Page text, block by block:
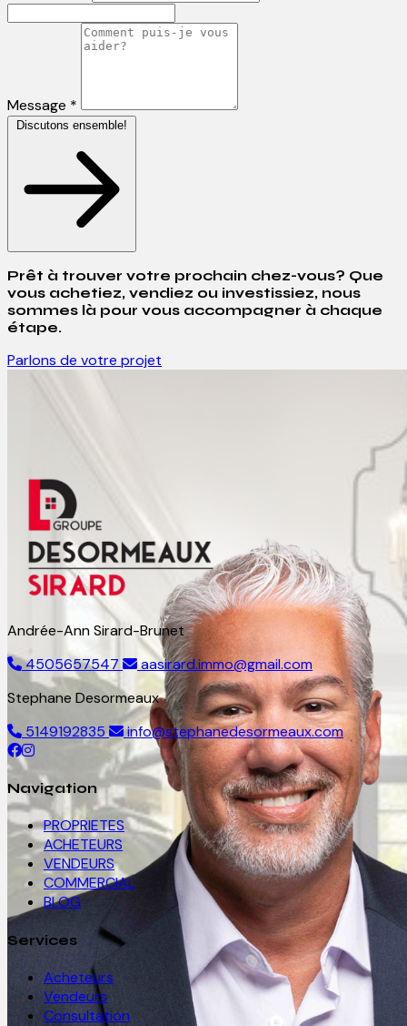
Message *
Discutons ensemble!
Prêt à trouver votre prochain chez-vous? Que
vous achetiez, vendiez ou investissiez, nous
sommes là pour vous accompagner à chaque
étape.
Parlons de votre projet
Andrée-Ann Sirard-Brunet
4505657547
aasirard.immo@gmail.com
Stephane Desormeaux
5149192835
info@stephanedesormeaux.com
Navigation
PROPRIETES
ACHETEURS
VENDEURS
COMMERCIAL
BLOG
Services
Acheteurs
Vendeurs
Consultation